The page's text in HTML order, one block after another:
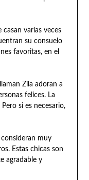
varias veces
su consuelo
favoritas, en el
Zila adoran a
felices. La
si es necesario,
muy
Estas chicas son
agradable y